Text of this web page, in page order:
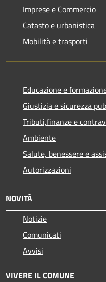
Imprese e Commercio
Catasto e urbanistica
Mobilità e trasporti
Educazione e
Giustizia e sicurezza
Tributi,finanze e
Ambiente
Salute, benessere e
Autorizzazioni
NOVITÀ
Notizie
Comunicati
Avvisi
VIVERE IL COMUNE